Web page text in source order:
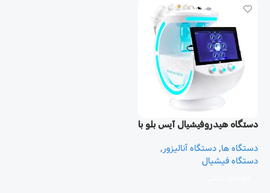
دستگاه هیدروفیشیال آیس بلو با
دستگاه ها,دستگاه آنالیزور,
دستگاه فیشیال